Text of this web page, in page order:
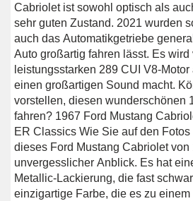
Cabriolet ist sowohl optisch als
sehr guten Zustand. 2021 wurden
auch das Automatikgetriebe
Auto großartig fahren lässt. Es wird
leistungsstarken 289 CUI V8-
einen großartigen Sound macht.
vorstellen, diesen wunderschönen
fahren? 1967 Ford Mustang
ER Classics Wie Sie auf den
dieses Ford Mustang Cabriolet
unvergesslicher Anblick. Es hat
Metallic-Lackierung, die fast
einzigartige Farbe, die es zu